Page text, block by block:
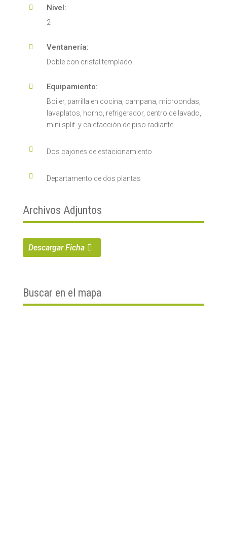
 Nivel:
2
 Ventanería:
Doble con cristal templado
 Equipamiento:
Boiler, parrilla en cocina, campana, microondas,
lavaplatos, horno, refrigerador, centro de lavado,
mini split y calefacción de piso radiante
 Dos cajones de estacionamiento
 Departamento de dos plantas
Archivos Adjuntos
Descargar Ficha
Buscar en el mapa